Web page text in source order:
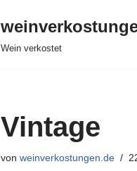
Wein verkostet
Vintage
von weinverkostungen.de